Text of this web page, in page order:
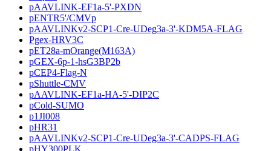
pAAVLINK-EF1a-5'-PXDN
pENTR5'/CMVp
pAAVLINKv2-SCP1-Cre-UDeg3a-3'-KDM5A-FLAG
Pgex-HRV3C
pET28a-mOrange(M163A)
pGEX-6p-1-hsG3BP2b
pCEP4-Flag-N
pShuttle-CMV
pAAVLINK-EF1a-HA-5'-DIP2C
pCold-SUMO
p1JI008
pHR31
pAAVLINKv2-SCP1-Cre-UDeg3a-3'-CADPS-FLAG
pHY300PLK